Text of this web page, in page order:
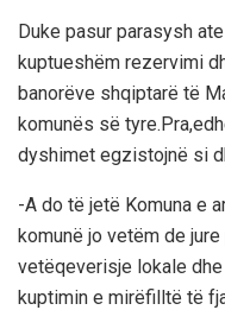
Duke pasur parasysh
kuptueshëm rezervimi
banorëve shqiptarë të
komunës së
dyshimet egzistojnë si
-A do të jetë Komuna e
komunë jo vetëm de
vetëqeverisje lokale
kuptimin e mirëfilltë të